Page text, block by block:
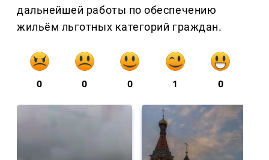
дальнейшей работы по обеспечению
жильём льготных категорий граждан.
0 0 0 1 0